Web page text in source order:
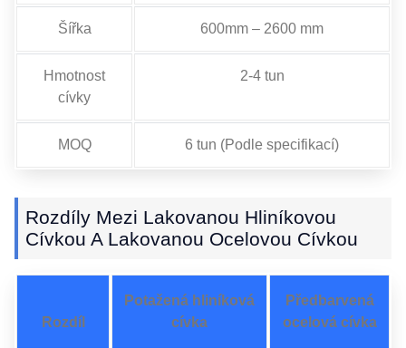
Šířka 600mm – 2600 mm
Hmotnost
cívky
2-4 tun
MOQ 6 tun (Podle specifikací)
Rozdíly Mezi Lakovanou Hliníkovou
Cívkou A Lakovanou Ocelovou Cívkou
Rozdíl
Potažená hliníková
cívka
Předbarvená
ocelová cívka